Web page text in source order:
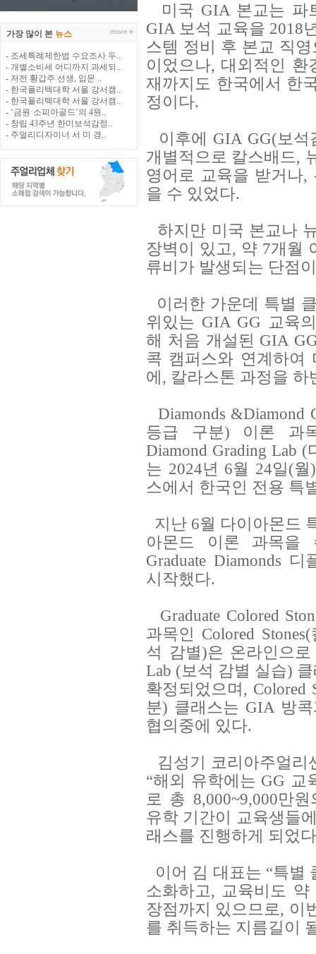
가장 많이 본 뉴스
- 조세특례제한법 수요조사 두..
- 개별소비세 어디까지 과세되..
- 저전 황갑주 선생, 입문 ..
- 한국폴리텍대학 서울 강서캠..
- 한국폴리텍대학 서울 강서캠..
- ‘금원·소피아골드’의 4원..
- 창립 43주년 한미보석감정..
- 주얼리디자이너 서 미 경..
미국 GIA 본교는 파
GIA 보석 교육을 2018
스템 정비 후 본교 직
이었으나, 대외적인
재까지도 한국에서 한
정이다.
이후에 GIA GG(보
개별적으로 칼스배드,
영어로 교육을 받거나
을 수 있었다.
하지만 미국 본교나
장벽이 있고, 약 7개월
류비가 발생되는 단점
이러한 가운데 특별
위있는 GIA GG 교육
해 처음 개설된 GIA
콕 캠퍼스와 연계하여
에, 칼라스톤 과정을 하
Diamonds &Diamond
등급 구분) 이론 과
Diamond Grading Lab
는 2024년 6월 24일(
스에서 한국인 전용 특
지난 6월 다이아몬드
아몬드 이론 과목을
Graduate Diamonds
시작했다.
Graduate Colored
과목인 Colored
석 감별)은 온라인으
Lab (보석 감별 실습)
확정되었으며, Colored
분) 클래스는 GIA 방
협의중에 있다.
김성기 코리아주얼
“해외 유학에는 GG 교
로 총 8,000~9,000만
유학 기간이 교육생들
래스를 진행하게 되었
이어 김 대표는 “특별
소화하고, 교육비도
장점까지 있으므로, 이
를 취득하는 지름길이